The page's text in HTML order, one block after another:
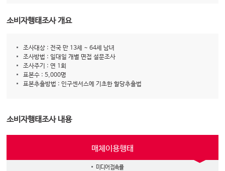
소비자행태조사 개요
조사대상 : 전국 만 13세 ~ 64세 남녀
조사방법 : 일대일 개별 면접 설문조사
조사주기 : 연 1회
표본수 : 5,000명
표본추출방법 : 인구센서스에 기초한 할당추출법
소비자행태조사 내용
매체이용행태
미디어 접촉률